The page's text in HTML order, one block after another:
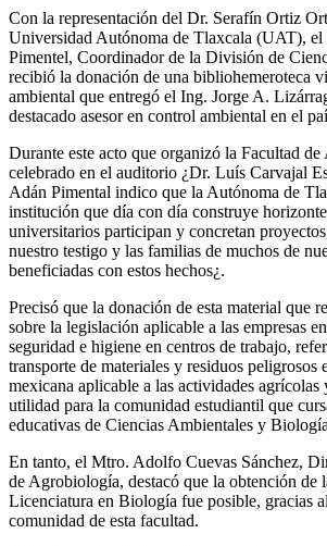
Con la representación del Dr. Serafín Ortiz
Universidad Autónoma de Tlaxcala (UAT),
Pimentel, Coordinador de la División de
recibió la donación de una bibliohemeroteca
ambiental que entregó el Ing. Jorge A.
destacado asesor en control ambiental en el
Durante este acto que organizó la Facultad
celebrado en el auditorio ¿Dr. Luís Carvajal
Adán Pimental indico que la Autónoma de
institución que día con día construye
universitarios participan y concretan
nuestro testigo y las familias de muchos de
beneficiadas con estos hechos¿.
Precisó que la donación de esta material que
sobre la legislación aplicable a las empresas
seguridad e higiene en centros de trabajo,
transporte de materiales y residuos
mexicana aplicable a las actividades agrícolas
utilidad para la comunidad estudiantil que
educativas de Ciencias Ambientales y
En tanto, el Mtro. Adolfo Cuevas Sánchez,
de Agrobiología, destacó que la obtención de
Licenciatura en Biología fue posible, gracias
comunidad de esta facultad.